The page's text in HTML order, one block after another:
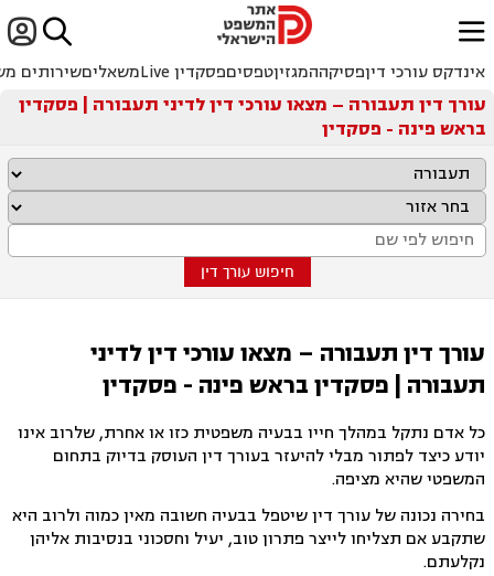

ﱐ
אינדקס עורכי דיןפסיקההמגזיןטפסיםפסקדין Live משאליםשירותים
עורך דין תעבורה – מצאו עורכי דין לדיני תעבורה | פסקדין
בראש פינה - פסקדין
חיפוש עורך דין
עורך דין תעבורה – מצאו עורכי דין לדיני
תעבורה | פסקדין בראש פינה - פסקדין
כל אדם נתקל במהלך חייו בבעיה משפטית כזו או אחרת, שלרוב אינו
יודע כיצד לפתור מבלי להיעזר בעורך דין העוסק בדיוק בתחום
המשפטי שהיא מציפה.
בחירה נכונה של עורך דין שיטפל בבעיה חשובה מאין כמוה ולרוב היא
שתקבע אם תצליחו לייצר פתרון טוב, יעיל וחסכוני בנסיבות אליהן
נקלעתם.